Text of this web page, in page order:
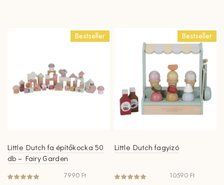
Bestseller
Little Dutch fa építőkocka 50
db – Fairy Garden
7990 Ft
Bestseller
Little Dutch fagyizó
10590 Ft